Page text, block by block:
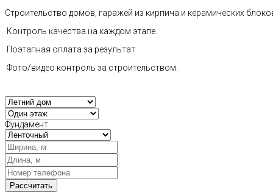
Строительство домов, гаражей из кирпича и керамических
Контроль качества на каждом этапе.
Поэтапная оплата за результат
Фото/видео контроль за строительством.
Фундамент